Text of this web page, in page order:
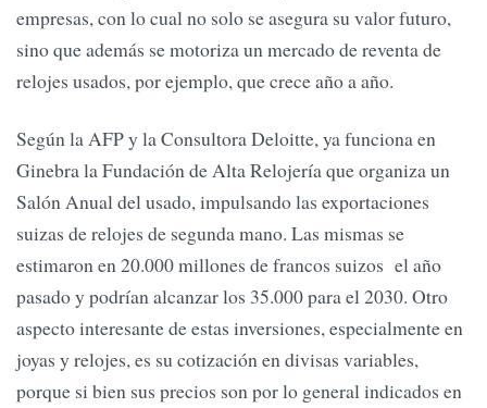
empresas, con lo cual no solo se asegura su valor futuro,
sino que además se motoriza un mercado de reventa de
relojes usados, por ejemplo, que crece año a año.
Según la AFP y la Consultora Deloitte, ya funciona en
Ginebra la Fundación de Alta Relojería que organiza un
Salón Anual del usado, impulsando las exportaciones
suizas de relojes de segunda mano. Las mismas se
estimaron en 20.000 millones de francos suizos el año
pasado y podrían alcanzar los 35.000 para el 2030. Otro
aspecto interesante de estas inversiones, especialmente en
joyas y relojes, es su cotización en divisas variables,
porque si bien sus precios son por lo general indicados en